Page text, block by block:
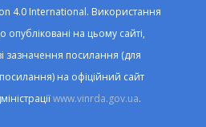
4.0 International. Використання
опубліковані на цьому сайті,
зазначення посилання (для
на офіційний сайт
www.vinrda.gov.ua.